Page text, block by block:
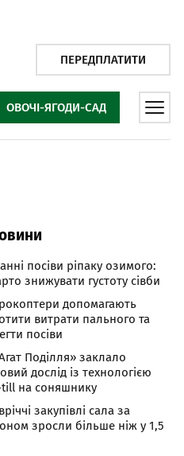
ПЕРЕДПЛАТИТИ
ОВОЧІ-ЯГОДИ-САД
посіви ріпаку озимого:
знижувати густоту сівби
допомагають
витрати пального та
посіви
Поділля» заклало
дослід із технологією
на соняшнику
закупівлі сала за
зросли більше ніж у 1,5